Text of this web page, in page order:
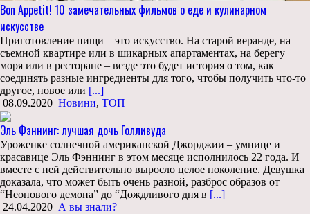
Bon Appetit! 10 замечательных фильмов о еде и кулинарном
искусстве
Приготовление пищи – это искусство. На старой веранде, на
съемной квартире или в шикарных апартаментах, на берегу
моря или в ресторане – везде это будет история о том, как
соединять разные ингредиенты для того, чтобы получить что-то
другое, новое или [...]
08.09.2020 Новини, ТОП
Эль Фэннинг: лучшая дочь Голливуда
Уроженке солнечной американской Джорджии – умнице и
красавице Эль Фэннинг в этом месяце исполнилось 22 года. И
вместе с ней действительно выросло целое поколение. Девушка
доказала, что может быть очень разной, разброс образов от
“Неонового демона” до “Дождливого дня в [...]
24.04.2020 А вы знали?